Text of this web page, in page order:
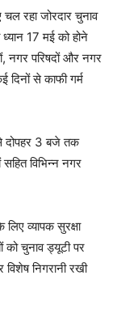
रहा जोरदार चुनाव
17 मई को होने
नगर परिषदों और नगर
दिनों से काफी गर्म
दोपहर 3 बजे तक
विभिन्न नगर
व्यापक सुरक्षा
को चुनाव ड्यूटी पर
निगरानी रखी